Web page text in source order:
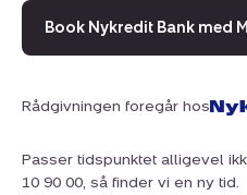
Book Nykredit Bank med
Rådgivningen foregår hos
Passer tidspunktet alligevel
10 90 00, så finder vi en ny tid.